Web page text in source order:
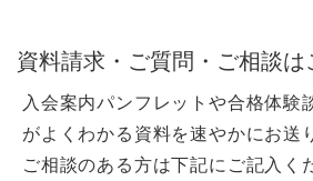
資料請求・ご質問・ご相談は
入会案内パンフレットや合格体験
がよくわかる資料を速やかにお送
ご相談のある方は下記にご記入く